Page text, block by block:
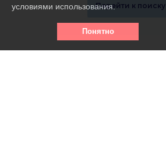
условиями использования.
Понятно
Перейти к поиску